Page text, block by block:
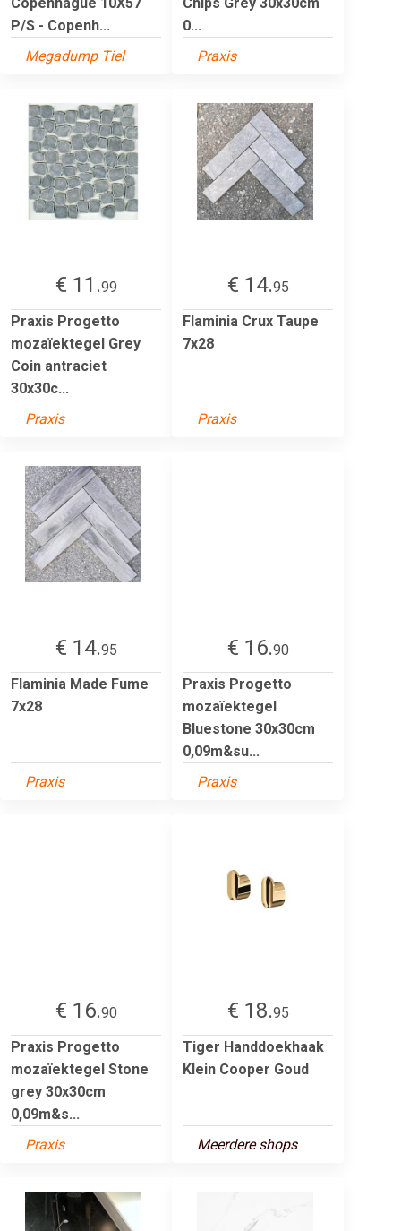
P/S - Copenh...
Megadump Tiel
0...
Praxis
€ 11.99
Praxis Progetto
mozaïektegel Grey
Coin antraciet
30x30c...
Praxis
€ 14.95
Flaminia Crux Taupe
7x28
Praxis
€ 14.95
Flaminia Made Fume
7x28
Praxis
€ 16.90
Praxis Progetto
mozaïektegel
Bluestone 30x30cm
0,09m&su...
Praxis
€ 16.90
Praxis Progetto
mozaïektegel Stone
grey 30x30cm
0,09m&s...
Praxis
€ 18.95
Tiger Handdoekhaak
Klein Cooper Goud
Meerdere shops